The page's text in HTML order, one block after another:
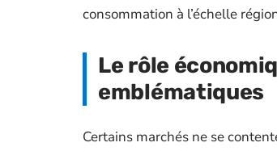
consommation à l’échelle
Le rôle
emblématiques
Certains marchés ne se